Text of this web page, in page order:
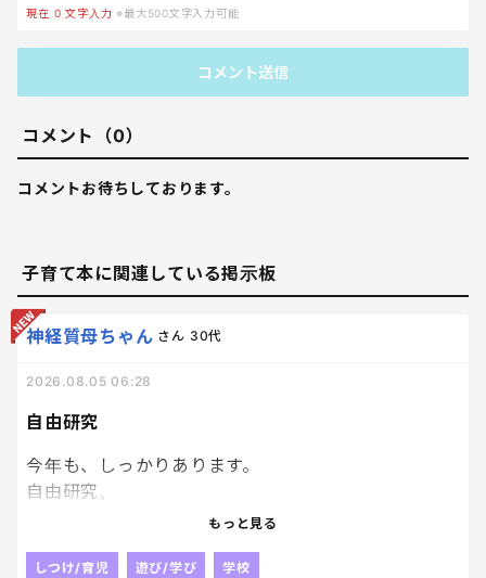
現在 0 文字入力 ※最大500文字入力可能
コメント送信
コメント（0）
コメントお待ちしております。
子育て本に関連している掲示板
自由研究
神経質母ちゃん さん 30代
2026.08.05 06:28
今年も、しっかりあります。
自由研究。
去年は、兄弟揃ってアリの巣がどのように作られる
もっと見る
しつけ/育児 遊び/学び 学校